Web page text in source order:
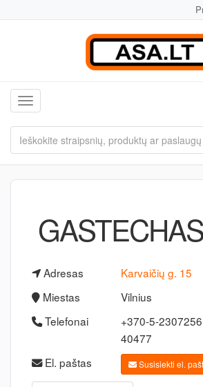
Toggle navigation
Adresas
Karvaičių g. 15
Miestas
Vilnius
Telefonai
+370-5-
40477
El. paštas
Susisiekti el.